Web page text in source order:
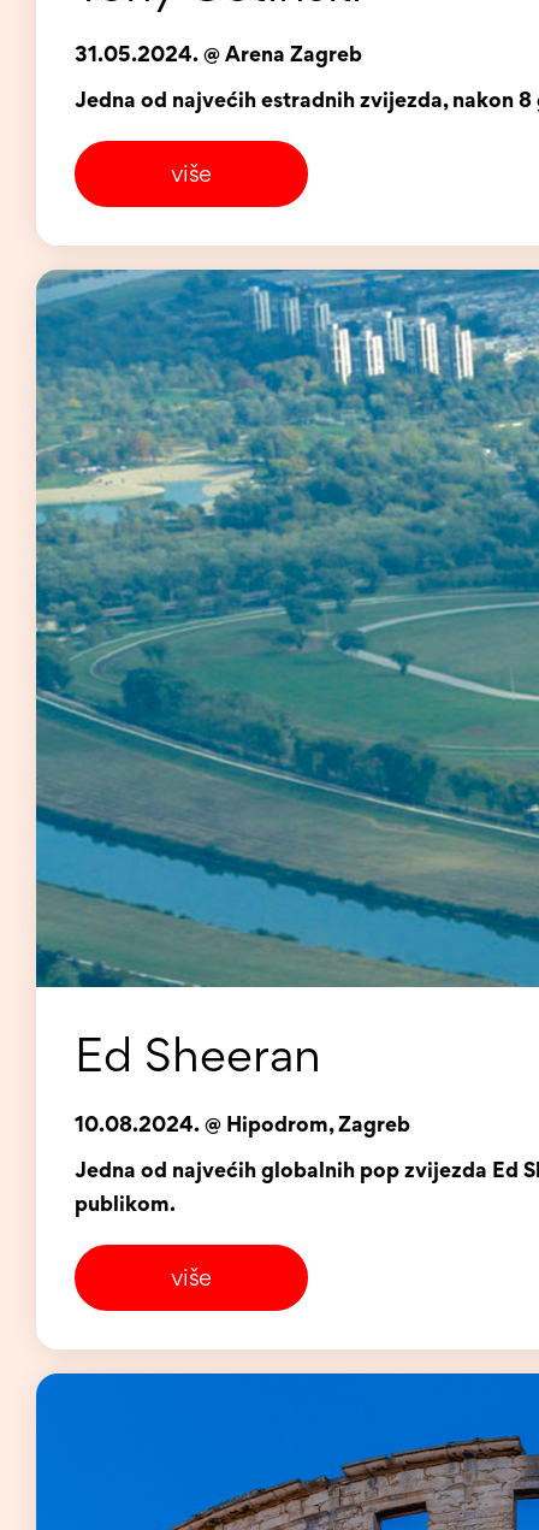
31.05.2024. @ Arena Zagreb
Jedna od najvećih estradnih zvijezda, nakon
više
Ed Sheeran
10.08.2024. @ Hipodrom, Zagreb
Jedna od najvećih globalnih pop zvijezda Ed
publikom.
više